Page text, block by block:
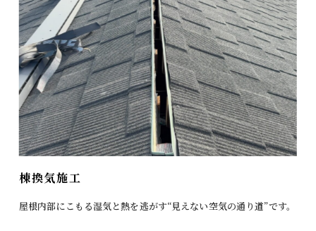
棟換気施工
屋根内部にこもる湿気と熱を逃がす“見えない空気の通り道”です。